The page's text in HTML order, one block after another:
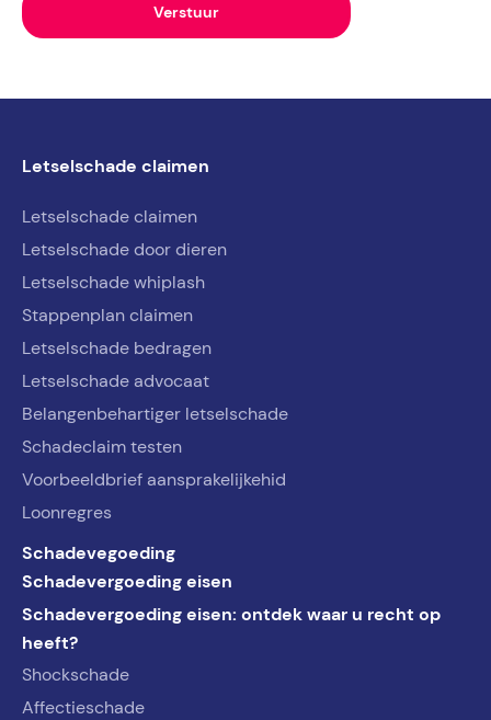
Letselschade claimen
Letselschade claimen
Letselschade door dieren
Letselschade whiplash
Stappenplan claimen
Letselschade bedragen
Letselschade advocaat
Belangenbehartiger letselschade
Schadeclaim testen
Voorbeeldbrief aansprakelijkehid
Loonregres
Schadevegoeding
Schadevergoeding eisen
Schadevergoeding eisen: ontdek waar u recht op
heeft?
Shockschade
Affectieschade